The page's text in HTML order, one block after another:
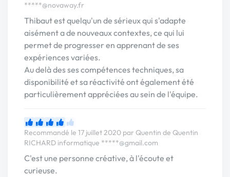
*****@novaway.fr
Thibaut est quelqu'un de sérieux qui s'adapte
aisément a de nouveaux contextes, ce qui lui
permet de progresser en apprenant de ses
expériences variées.
Au delà des ses compétences techniques, sa
disponibilité et sa réactivité ont également été
particulièrement appréciées au sein de l'équipe.
Recommandé le 17 juillet 2020 par Quentin de Quentin
RICHARD informatique *****@gmail.com
C'est une personne créative, à l'écoute et
curieuse.